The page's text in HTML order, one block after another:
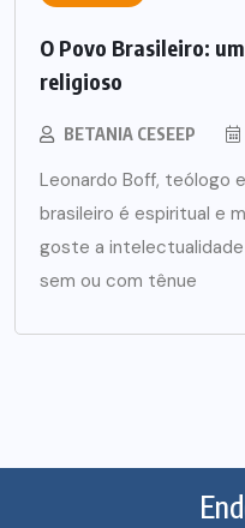
O Povo Brasileiro:
religioso
BETANIA CESEEP
Leonardo Boff, teólogo
brasileiro é espiritual e
goste a intelectualidade
sem ou com tênue